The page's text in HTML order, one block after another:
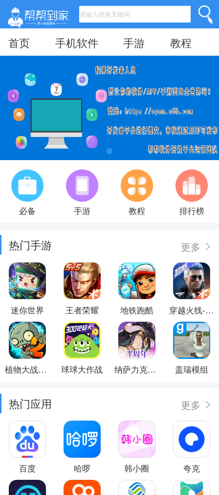
首页 手机软件 手游 教程
必备 手游 教程 排行榜
热门手游 更多
迷你世界 王者荣耀 地铁跑酷 穿越火线-枪战王者
植物大战僵尸2 球球大作战 纳萨力克之王 盖瑞模组
热门应用 更多
百度 哈啰 韩小圈 夸克